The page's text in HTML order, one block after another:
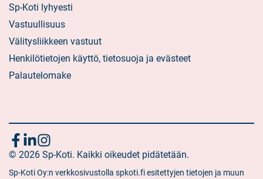
Sp-Koti lyhyesti
Vastuullisuus
Välitysliikkeen vastuut
Henkilötietojen käyttö, tietosuoja ja evästeet
Palautelomake
Seuraa
meitä
Sosiaalinen
media:
facebook
Sosiaalinen
media:
linkedin
Sosiaalinen
media:
instagram
© 2026 Sp-Koti. Kaikki oikeudet pidätetään.
Sp-Koti Oy:n verkkosivustolla spkoti.fi esitettyjen tietojen ja muun